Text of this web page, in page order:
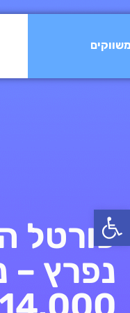
פתח סרגל
פורטל
נפרץ –